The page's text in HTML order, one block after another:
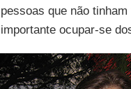
pessoas que não
importante ocupar-se